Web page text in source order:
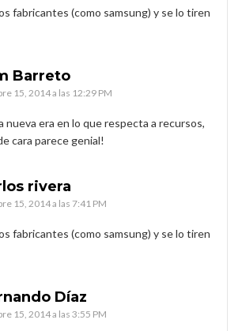
fabricantes (como samsung) y se lo tiren
Barreto
15, 2014 a las 12:29 PM
nueva era en lo que respecta a recursos,
cara parece genial!
rivera
15, 2014 a las 7:41 PM
fabricantes (como samsung) y se lo tiren
Díaz
15, 2014 a las 3:55 PM